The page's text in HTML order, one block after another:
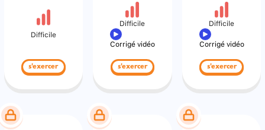
Difficile
s'exercer
Difficile
Corrigé vidéo
s'exercer
Difficile
Corrigé vidéo
s'exercer